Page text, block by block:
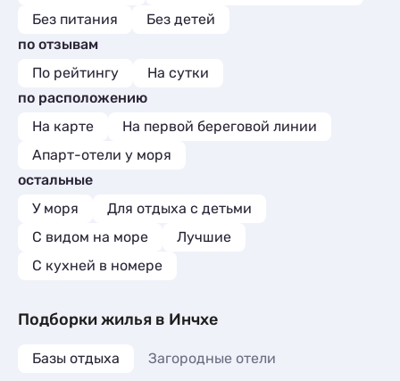
Без питания
Без детей
по отзывам
По рейтингу
На сутки
по расположению
На карте
На первой береговой линии
Апарт-отели у моря
остальные
У моря
Для отдыха с детьми
С видом на море
Лучшие
C кухней в номере
Подборки жилья в Инчхе
Базы отдыха Загородные отели